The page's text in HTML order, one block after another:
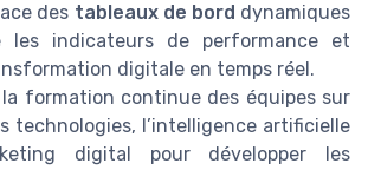
des tableaux de bord dynamiques
les indicateurs de performance et
digitale en temps réel.
la formation continue des équipes sur
technologies, l’intelligence artificielle
digital pour développer les